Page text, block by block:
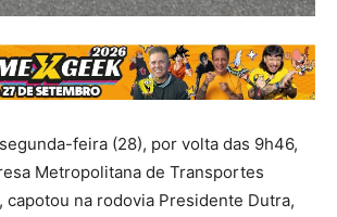
feira (28), por volta das 9h46,
Metropolitana de Transportes
capotou na rodovia Presidente Dutra,